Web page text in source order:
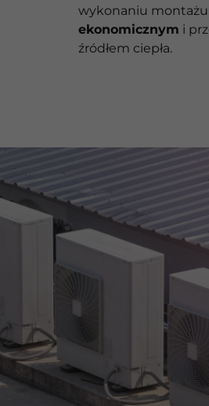
wykonaniu montażu
ekonomicznym i
źródłem ciepła.